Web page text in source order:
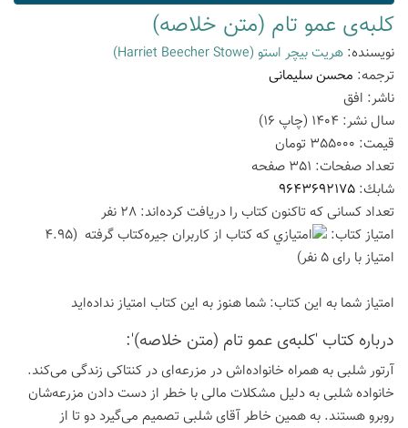
کلبه‌ی عمو تام (متن خلاصه)
نویسنده: هریت بیچر استو (Harriet Beecher Stowe)
ترجمه: محسن سلیمانی
ناشر: افق
سال نشر: 1404 (چاپ 16
)
قیمت: 355000 تومان
تعداد صفحات: 351 صفحه
شابك: 9643692175
تعداد كسانی كه تاكنون كتاب را دریافت كرده‌اند: 28 نفر
امتیاز كتاب:
(4.95
امتیاز با رای 5 نفر)
امتیاز شما به این كتاب: شما هنوز به این كتاب امتیاز نداده‌اید
درباره كتاب 'کلبه‌ی عمو تام (متن خلاصه)':
آرتور شلبی به همراه خانواده‌اش در مزرعه‌ای در کنتاکی زندگی می‌کند.
خانواده شلبی به دلیل مشکلات مالی با خطر از دست دادن مزرعه‌شان
روبرو هستند. به همین خاطر آقای شلبی تصمیم می‌گیرد دو تا از